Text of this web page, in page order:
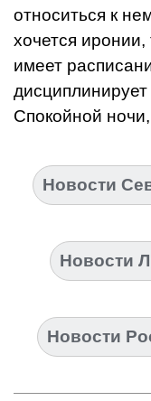
относиться к
хочется
имеет
Спокойной
Новости
Новости
Новости